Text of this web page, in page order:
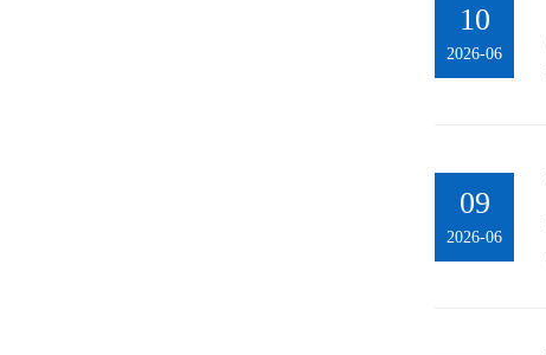
10
2026-06
09
2026-06